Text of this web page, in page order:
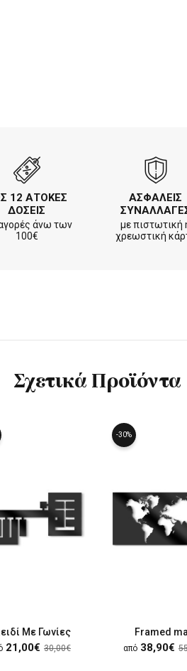
12 ΑΤΟΚΕΣ
ΔΟΣΕΙΣ
άνω των
100€
ΑΣΦΑΛΕΙΣ
με πιστωτική
χρεωστική
Σχετικά Προϊόντα
Με Γωνίες
21,00€ 30,00€
-30%
Framed
από 38,90€